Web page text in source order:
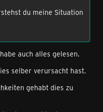
du meine Situation
auch alles gelesen.
selber verursacht hast.
gehabt dies zu